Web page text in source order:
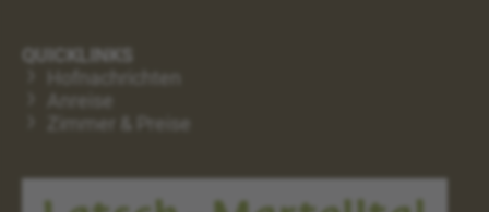
QUICKLINKS
Hofnachrichten
Anreise
Zimmer & Preise